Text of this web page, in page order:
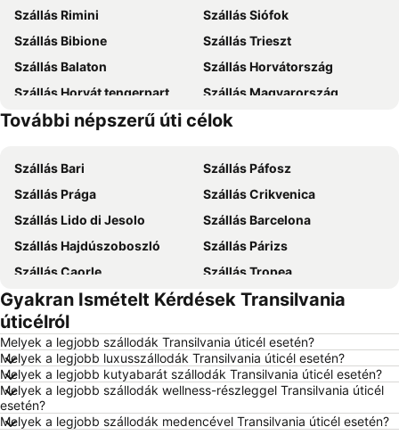
Szállás Rimini
Szállás Siófok
Szállás Bibione
Szállás Trieszt
Szállás Balaton
Szállás Horvátország
Szállás Horvát tengerpart
Szállás Magyarország
Szállás Zakynthos
Szállás Mallorca
További népszerű úti célok
Szállás Bari
Szállás Páfosz
Szállás Prága
Szállás Crikvenica
Szállás Lido di Jesolo
Szállás Barcelona
Szállás Hajdúszoboszló
Szállás Párizs
Szállás Caorle
Szállás Tropea
Szállás Dubrovnik
Szállás Eger
Szállás Debrecen
Szállás Balatonfüred
Szállás London
Szállás Portorož
Szállás Napospart
Szállás Alghero
Szállás Rodosz sziget
Szállás Olaszország
Szállás Málta
Gyakran Ismételt Kérdések Transilvania
úticélról
Melyek a legjobb szállodák Transilvania úticél esetén?
Melyek a legjobb luxusszállodák Transilvania úticél esetén?
Melyek a legjobb kutyabarát szállodák Transilvania úticél esetén?
Melyek a legjobb szállodák wellness-részleggel Transilvania úticél
esetén?
Melyek a legjobb szállodák medencével Transilvania úticél esetén?